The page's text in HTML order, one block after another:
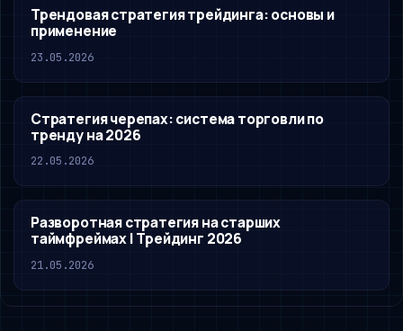
Трендовая стратегия трейдинга: основы и
применение
23.05.2026
Стратегия черепах: система торговли по
тренду на 2026
22.05.2026
Разворотная стратегия на старших
таймфреймах | Трейдинг 2026
21.05.2026